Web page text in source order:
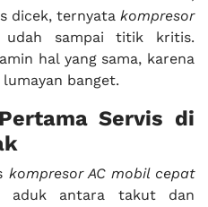
dicek, ternyata kompresor
sampai titik kritis.
hal yang sama, karena
banget.
Servis di
kompresor AC mobil cepat
aduk antara takut dan